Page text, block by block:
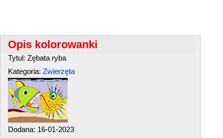
Opis kolorowanki
Tytul: Zębata ryba
Kategoria: Zwierzęta
Dodana: 16-01-2023